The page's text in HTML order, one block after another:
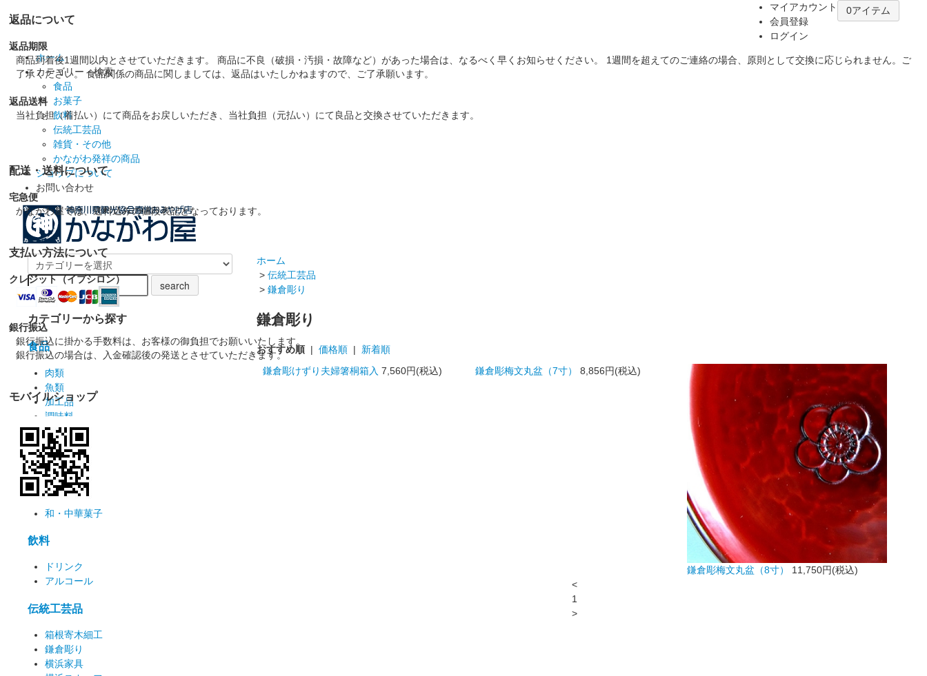
0アイテム
マイアカウント
会員登録
ログイン
ホーム
カテゴリー・検索
食品
お菓子
飲料
伝統工芸品
雑貨・その他
かながわ発祥の商品
ショップについて
お問い合わせ
ホーム
> 伝統工芸品
> 鎌倉彫り
鎌倉彫り
おすすめ順| 価格順| 新着順
鎌倉彫けずり夫婦箸桐箱入 7,560円(税込) 鎌倉彫梅文丸盆（7寸） 8,856円(税込)
鎌倉彫梅文丸盆（8寸）
11,750円(税込)
<
1
>
カテゴリーから探す
食品
肉類
魚類
加工品
調味料
漬物
麺類
お菓子
洋菓子
和・中華菓子
飲料
ドリンク
アルコール
伝統工芸品
箱根寄木細工
鎌倉彫り
横浜家具
返品について
返品期限
商品到着後1週間以内とさせていただきます。 商品に不良（破損・汚損・故障など）があった場合は、なるべく早くお知らせください。 1週間を超えてのご連絡の場合、原則として交換に応じられません。ご
了承ください。 食品関係の商品に関しましては、返品はいたしかねますので、ご了承願います。
返品送料
当社負担（着払い）にて商品をお戻しいただき、当社負担（元払い）にて良品と交換させていただきます。
配送・送料について
宅急便
かながわ屋では、送料込みの値段表記となっております。
支払い方法について
クレジット（イプシロン）
銀行振込
銀行振込に掛かる手数料は、お客様の御負担でお願いいたします。
銀行振込の場合は、入金確認後の発送とさせていただきます。
モバイルショップ